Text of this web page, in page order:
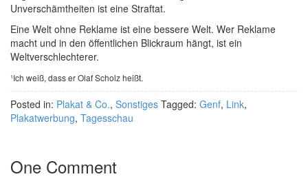
Unverschämtheiten ist eine Straftat.
Eine Welt ohne Reklame ist eine bessere Welt. Wer Reklame
macht und in den öffentlichen Blickraum hängt, ist ein
Weltverschlechterer.
¹Ich weiß, dass er Olaf Scholz heißt.
Posted in: Plakat & Co., Sonstiges Tagged: Genf, Link,
Plakatwerbung, Tagesschau
One Comment